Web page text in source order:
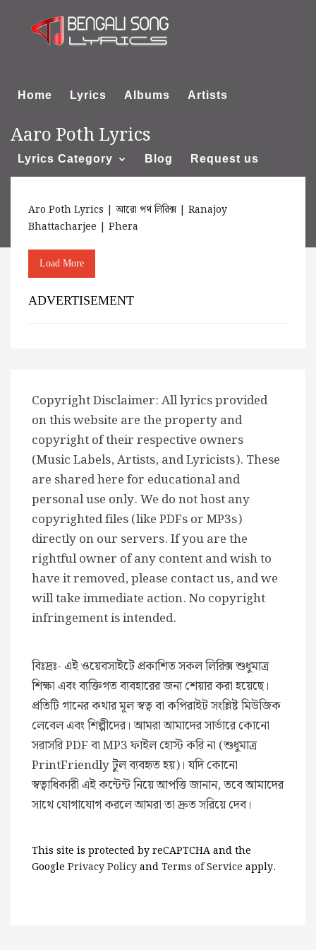
Home Lyrics Albums Artists
Lyrics Category Blog Request us
About us
Aaro Poth Lyrics
Aro Poth Lyrics | আরো পথ লিরিক্স | Ranajoy
Bhattacharjee | Phera
Load More
ADVERTISEMENT
Copyright Disclaimer: All lyrics provided
on this website are the property and
copyright of their respective owners
(Music Labels, Artists, and Lyricists). These
are shared here for educational and
personal use only. We do not host any
copyrighted files (like PDFs or MP3s)
directly on our servers. If you are the
rightful owner of any content and wish to
have it removed, please contact us, and we
will take immediate action. No copyright
infringement is intended.
বিঃদ্রঃ- এই ওয়েবসাইটে প্রকাশিত সকল লিরিক্স শুধুমাত্র
শিক্ষা এবং ব্যক্তিগত ব্যবহারের জন্য শেয়ার করা হয়েছে।
প্রতিটি গানের কথার মূল স্বত্ব বা কপিরাইট সংশ্লিষ্ট মিউজিক
লেবেল এবং শিল্পীদের। আমরা আমাদের সার্ভারে কোনো
সরাসরি PDF বা MP3 ফাইল হোস্ট করি না (শুধুমাত্র
PrintFriendly টুল ব্যবহৃত হয়)। যদি কোনো
স্বত্বাধিকারী এই কন্টেন্ট নিয়ে আপত্তি জানান, তবে আমাদের
সাথে যোগাযোগ করলে আমরা তা দ্রুত সরিয়ে দেব।
This site is protected by reCAPTCHA and the
Google Privacy PolicyandTerms of Service apply.